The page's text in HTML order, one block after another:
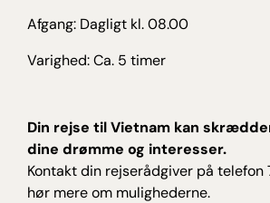
Afgang: Dagligt kl. 08.00
Varighed: Ca. 5 timer
Din rejse til Vietnam kan
dine drømme og interesser.
Kontakt din rejserådgiver på telefon
hør mere om mulighederne.